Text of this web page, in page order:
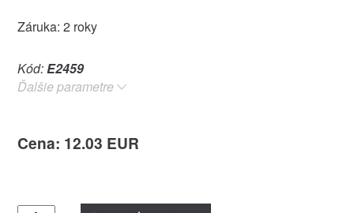
Záruka: 2 roky
Kód: E2459
Ďalšie parametre
Cena: 12.03 EUR